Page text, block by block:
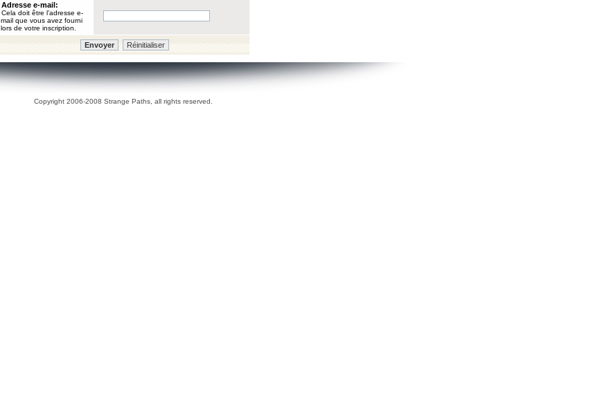
Adresse e-mail:
Cela doit être l’adresse e-
mail que vous avez fourni
lors de votre inscription.
Copyright 2006-2008 Strange Paths, all rights reserved.